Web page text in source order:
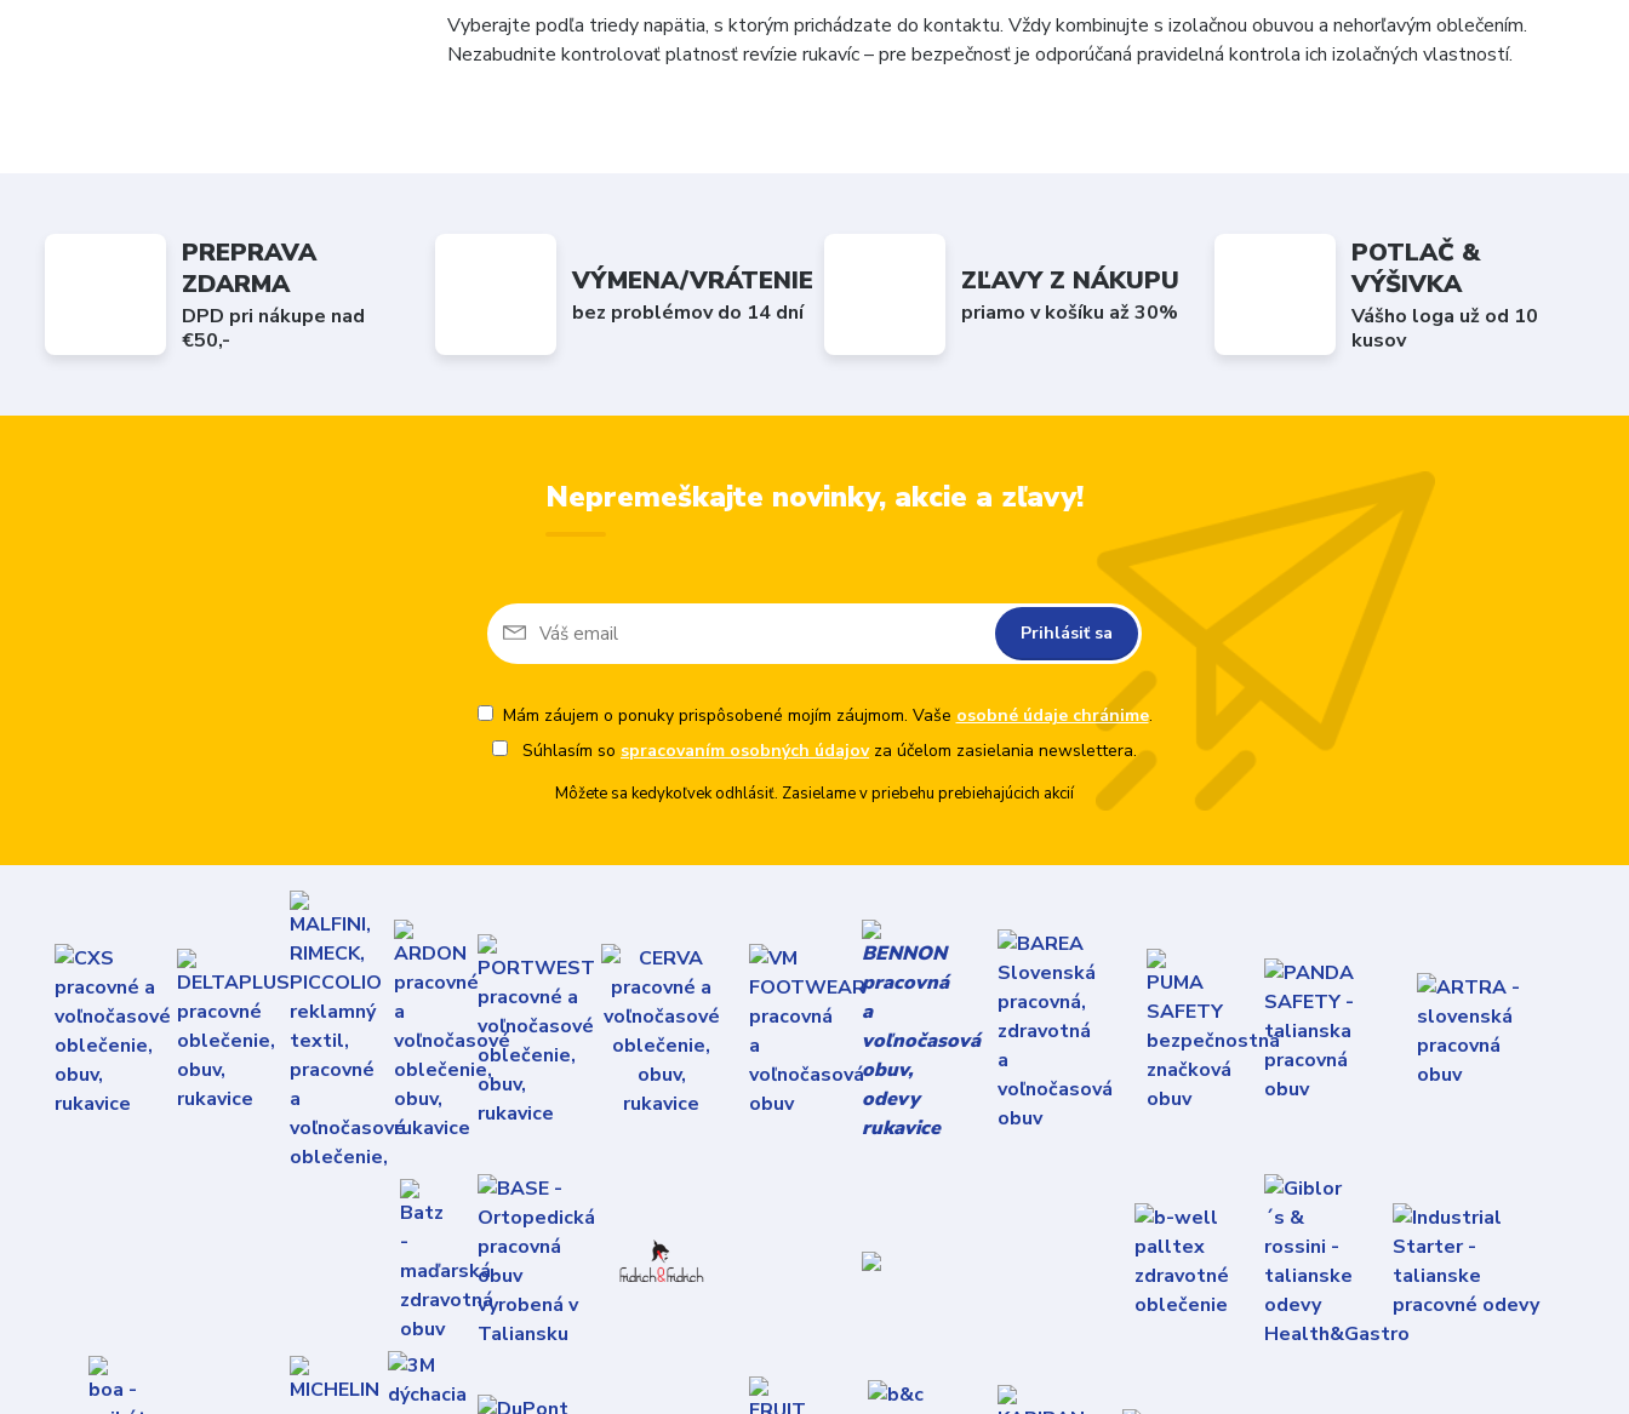
Vyberajte podľa triedy napätia, s ktorým prichádzate do kontaktu. Vždy kombinujte s izolačnou obuvou a nehorľavým oblečením.
Nezabudnite kontrolovať platnosť revízie rukavíc – pre bezpečnosť je odporúčaná pravidelná kontrola ich izolačných vlastností.
PREPRAVA
ZDARMA
DPD pri nákupe nad
€50,-
VÝMENA/VRÁTENIE
bez problémov do 14 dní
ZĽAVY Z NÁKUPU
priamo v košíku až 30%
POTLAČ &
VÝŠIVKA
Vášho loga už od 10
kusov
Nepremeškajte novinky, akcie a zľavy!
Prihlásiť sa
Mám záujem o ponuky prispôsobené mojím záujmom. Vaše osobné údaje chránime.
Súhlasím so spracovaním osobných údajovza účelom zasielania newslettera.
Môžete sa kedykoľvek odhlásiť. Zasielame v priebehu prebiehajúcich akcií